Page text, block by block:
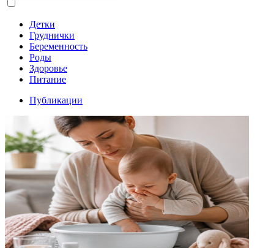
Детки
Груднички
Беременность
Роды
Здоровье
Питание
Публикации